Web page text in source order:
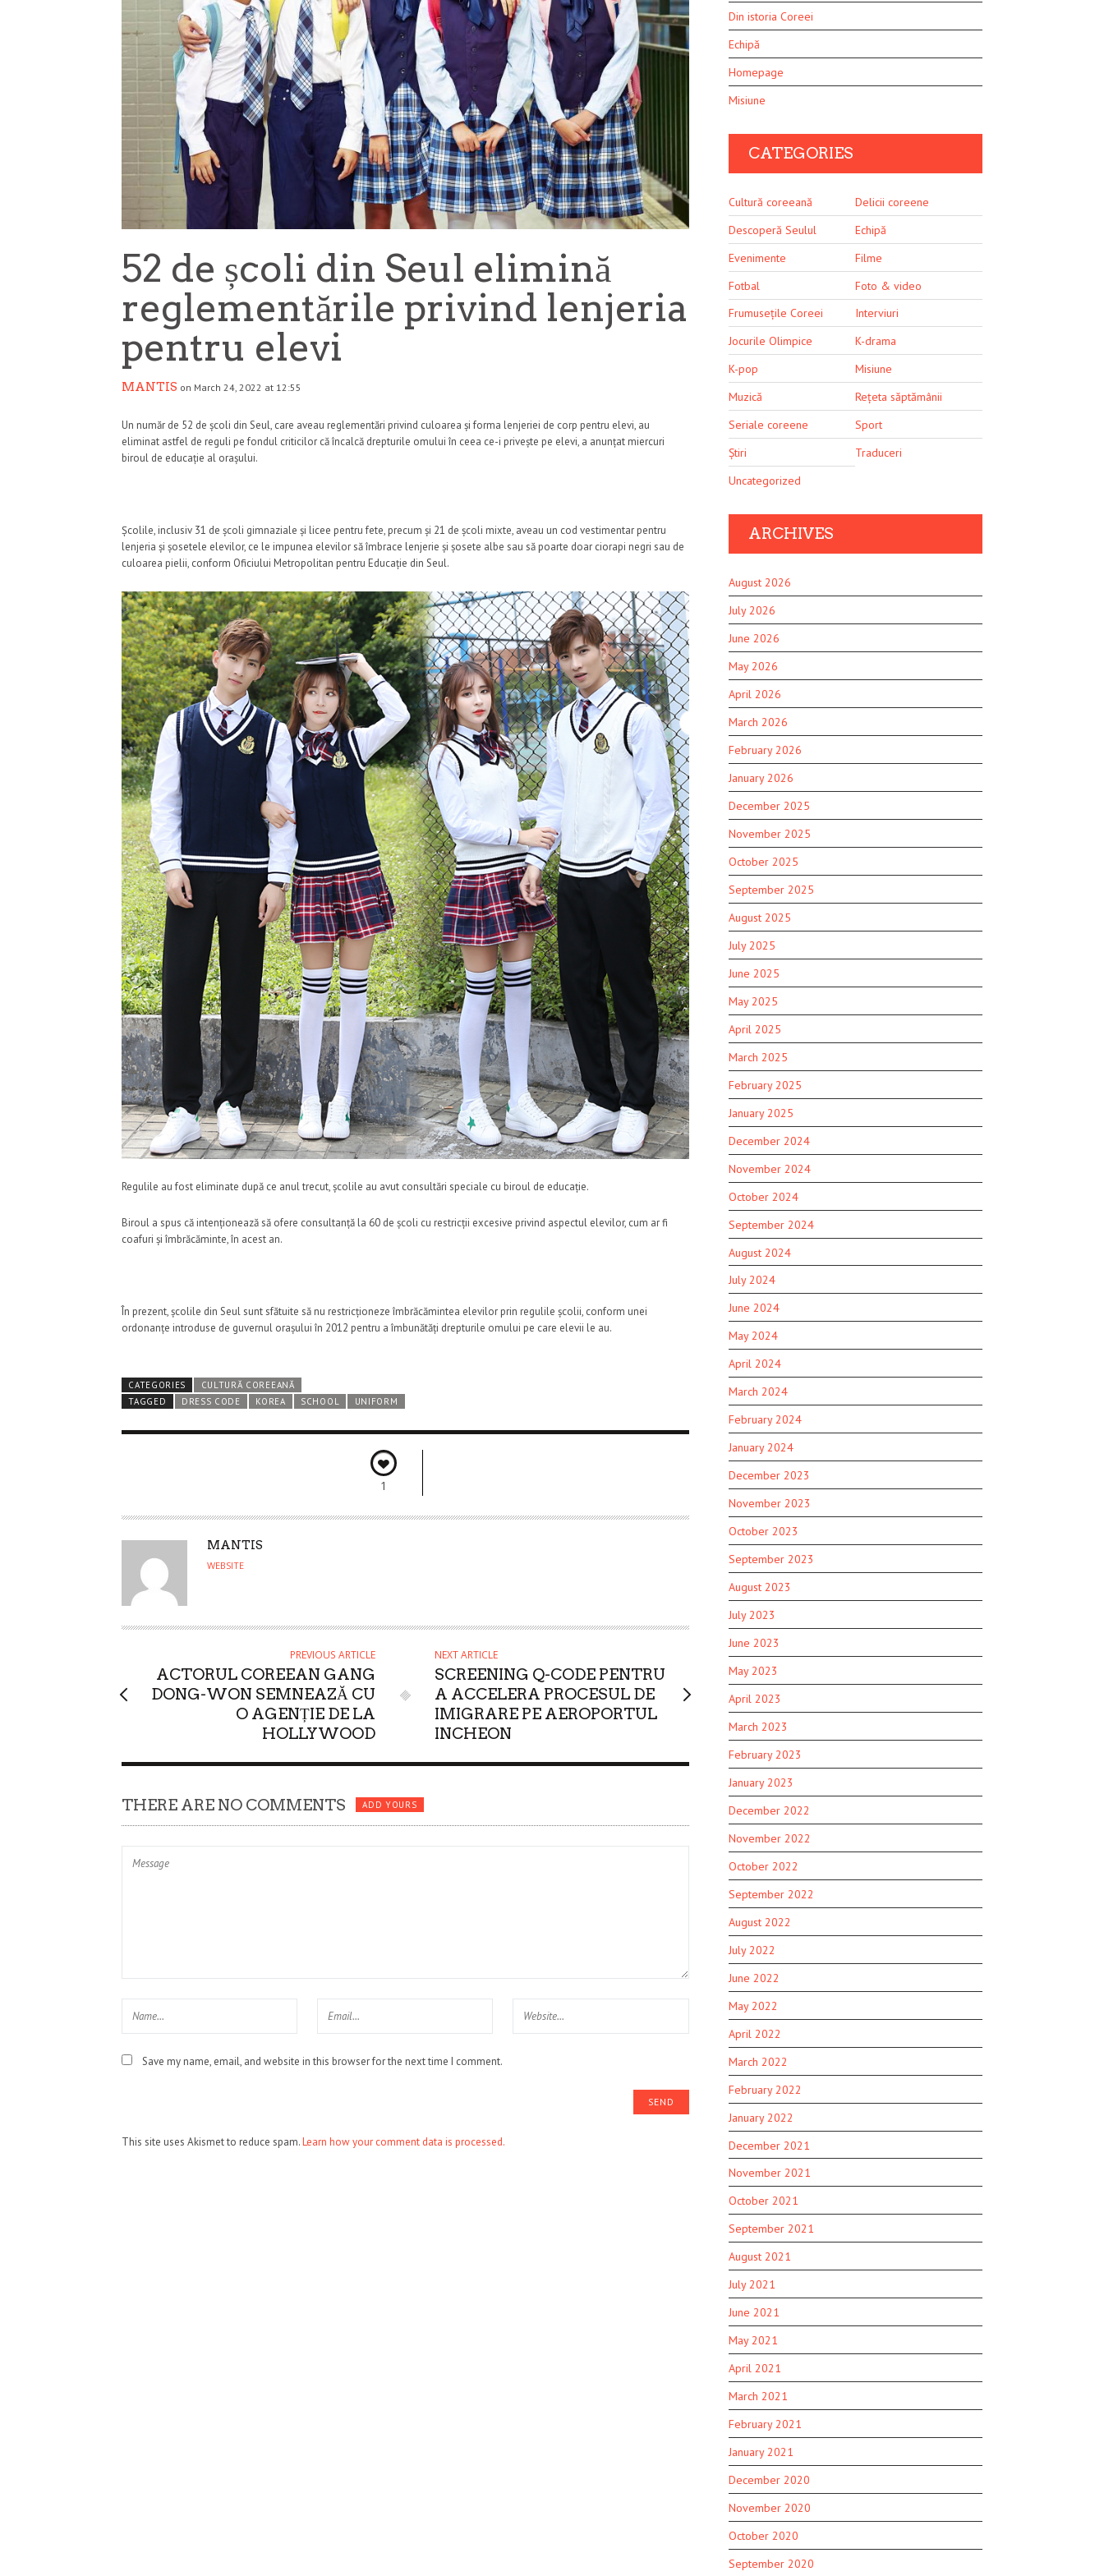
52 de școli din Seul elimină
reglementările privind lenjeria
pentru elevi
MANTIS on March 24, 2022 at 12:55
Un număr de 52 de școli din Seul, care aveau reglementări privind culoarea și forma lenjeriei de corp pentru elevi, au
eliminat astfel de reguli pe fondul criticilor că încalcă drepturile omului în ceea ce-i privește pe elevi, a anunțat miercuri
biroul de educație al orașului.
Școlile, inclusiv 31 de școli gimnaziale și licee pentru fete, precum și 21 de școli mixte, aveau un cod vestimentar pentru
lenjeria și șosetele elevilor, ce le impunea elevilor să îmbrace lenjerie și șosete albe sau să poarte doar ciorapi negri sau de
culoarea pielii, conform Oficiului Metropolitan pentru Educație din Seul.
Regulile au fost eliminate după ce anul trecut, școlile au avut consultări speciale cu biroul de educație.
Biroul a spus că intenționează să ofere consultanță la 60 de școli cu restricții excesive privind aspectul elevilor, cum ar fi
coafuri și îmbrăcăminte, în acest an.
În prezent, școlile din Seul sunt sfătuite să nu restricționeze îmbrăcămintea elevilor prin regulile școlii, conform unei
ordonanțe introduse de guvernul orașului în 2012 pentru a îmbunătăți drepturile omului pe care elevii le au.
CATEGORIES
CULTURĂ COREEANĂ
TAGGED
DRESS CODE KOREA SCHOOL UNIFORM
1
A
U
O
MANTIS
WEBSITE
PREVIOUS ARTICLE
ACTORUL COREEAN GANG
DONG-WON SEMNEAZĂ CU
O AGENȚIE DE LA
HOLLYWOOD
NEXT ARTICLE
SCREENING Q-CODE PENTRU
A ACCELERA PROCESUL DE
IMIGRARE PE AEROPORTUL
INCHEON
THERE ARE NO COMMENTS ADD YOURS
Save my name, email, and website in this browser for the next time I comment.
This site uses Akismet to reduce spam.Learn how your comment data is processed.
Din istoria Coreei
Echipă
Homepage
Misiune
CATEGORIES
Cultură coreeană
Delicii coreene
Descoperă Seulul
Echipă
Evenimente
Filme
Fotbal
Foto & video
Frumusețile Coreei
Interviuri
Jocurile Olimpice
K-drama
K-pop
Misiune
Muzică
Rețeta săptămânii
Seriale coreene
Sport
Știri
Traduceri
Uncategorized
ARCHIVES
August 2026
July 2026
June 2026
May 2026
April 2026
March 2026
February 2026
January 2026
December 2025
November 2025
October 2025
September 2025
August 2025
July 2025
June 2025
May 2025
April 2025
March 2025
February 2025
January 2025
December 2024
November 2024
October 2024
September 2024
August 2024
July 2024
June 2024
May 2024
April 2024
March 2024
February 2024
January 2024
December 2023
November 2023
October 2023
September 2023
August 2023
July 2023
June 2023
May 2023
April 2023
March 2023
February 2023
January 2023
December 2022
November 2022
October 2022
September 2022
August 2022
July 2022
June 2022
May 2022
April 2022
March 2022
February 2022
January 2022
December 2021
November 2021
October 2021
September 2021
August 2021
July 2021
June 2021
May 2021
April 2021
March 2021
February 2021
January 2021
December 2020
November 2020
October 2020
September 2020